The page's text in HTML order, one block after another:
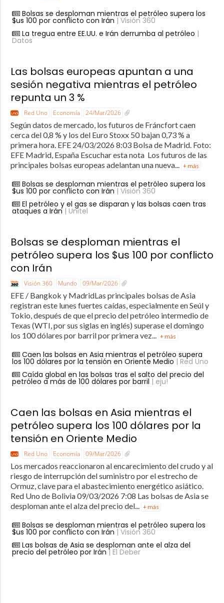
Bolsas se desploman mientras el petróleo supera los
$us 100 por conflicto con Irán | Visión 360
La tregua entre EE.UU. e Irán derrumba al petróleo |
Datos
Las bolsas europeas apuntan a una
sesión negativa mientras el petróleo
repunta un 3 %
Red Uno Economía 24/Mar/2026
Según datos de mercado, los futuros de Fráncfort caen
cerca del 0,8 % y los del Euro Stoxx 50 bajan 0,73 % a
primera hora. EFE 24/03/2026 8:03 Bolsa de Madrid. Foto:
EFE Madrid, España Escuchar esta nota Los futuros de las
principales bolsas europeas adelantan una nueva... + más
Bolsas se desploman mientras el petróleo supera los
$us 100 por conflicto con Irán | Visión 360
El petróleo y el gas se disparan y las bolsas caen tras
ataques a Irán| Unitel
Bolsas se desploman mientras el
petróleo supera los $us 100 por conflicto
con Irán
Visión 360 Mundo 09/Mar/2026
EFE / Bangkok y MadridLas principales bolsas de Asia
registran este lunes fuertes caídas, especialmente en Seúl y
Tokio, después de que el precio del petróleo intermedio de
Texas (WTI, por sus siglas en inglés) superase el domingo
los 100 dólares por barril por primera vez... + más
Caen las bolsas en Asia mientras el petróleo supera
los 100 dólares por la tensión en Oriente Medio | Red Uno
Caída global en las bolsas tras el salto del precio del
petróleo a más de 100 dólares por barril | eju!
Caen las bolsas en Asia mientras el
petróleo supera los 100 dólares por la
tensión en Oriente Medio
Red Uno Economía 09/Mar/2026
Los mercados reaccionaron al encarecimiento del crudo y al
riesgo de interrupción del suministro por el estrecho de
Ormuz, clave para el abastecimiento energético asiático.
Red Uno de Bolivia 09/03/2026 7:08 Las bolsas de Asia se
desploman ante el alza del precio del... + más
Bolsas se desploman mientras el petróleo supera los
$us 100 por conflicto con Irán | Visión 360
Las bolsas de Asia se desploman ante el alza del
precio del petróleo por Irán | El Deber